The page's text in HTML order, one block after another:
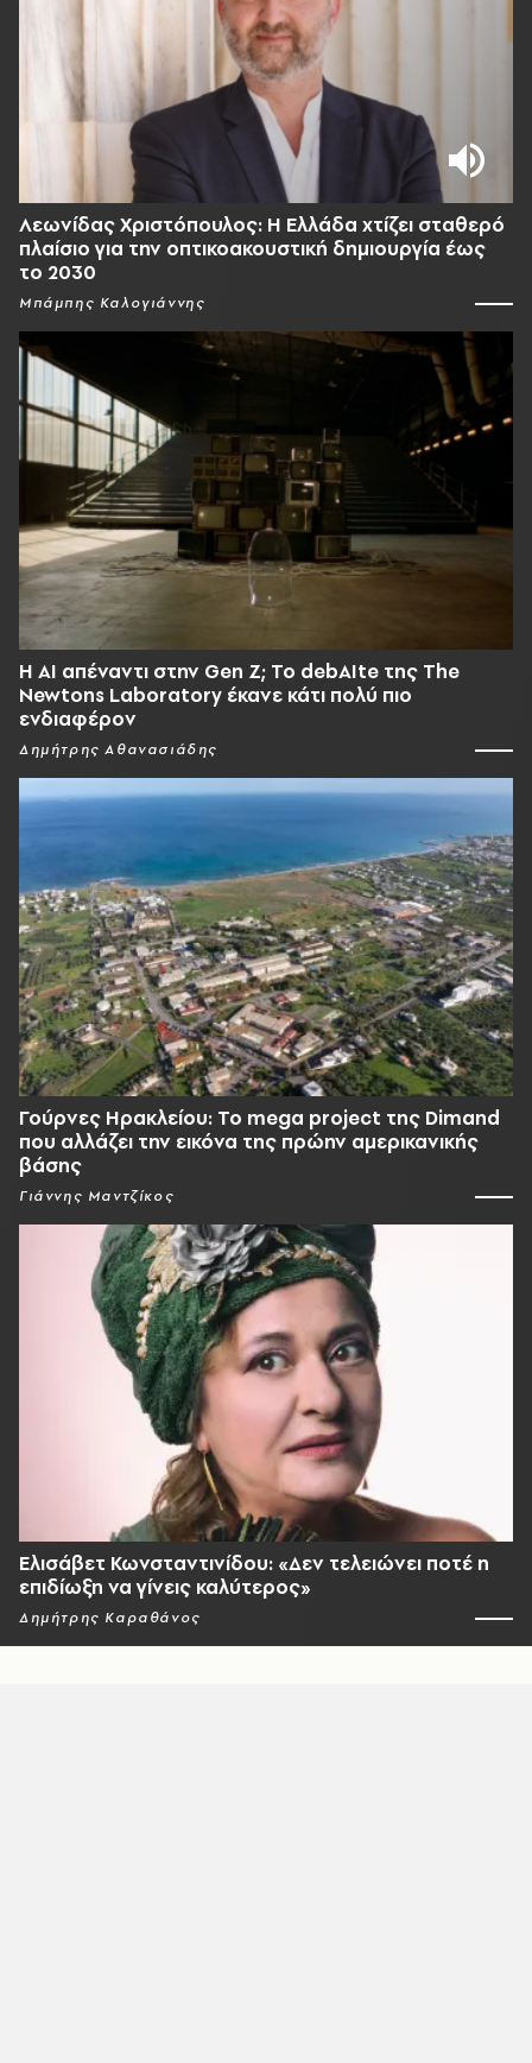
Λεωνίδας Χριστόπουλος: Η Ελλάδα χτίζει σταθερό
πλαίσιο για την οπτικοακουστική δημιουργία έως
το 2030
Μπάμπης Καλογιάννης
Η AI απέναντι στην Gen Z; Το debAIte της The
Newtons Laboratory έκανε κάτι πολύ πιο
ενδιαφέρον
Δημήτρης Αθανασιάδης
Γούρνες Ηρακλείου: To mega project της Dimand
που αλλάζει την εικόνα της πρώην αμερικανικής
βάσης
Γιάννης Μαντζίκος
Ελισάβετ Κωνσταντινίδου: «Δεν τελειώνει ποτέ η
επιδίωξη να γίνεις καλύτερος»
Δημήτρης Καραθάνος